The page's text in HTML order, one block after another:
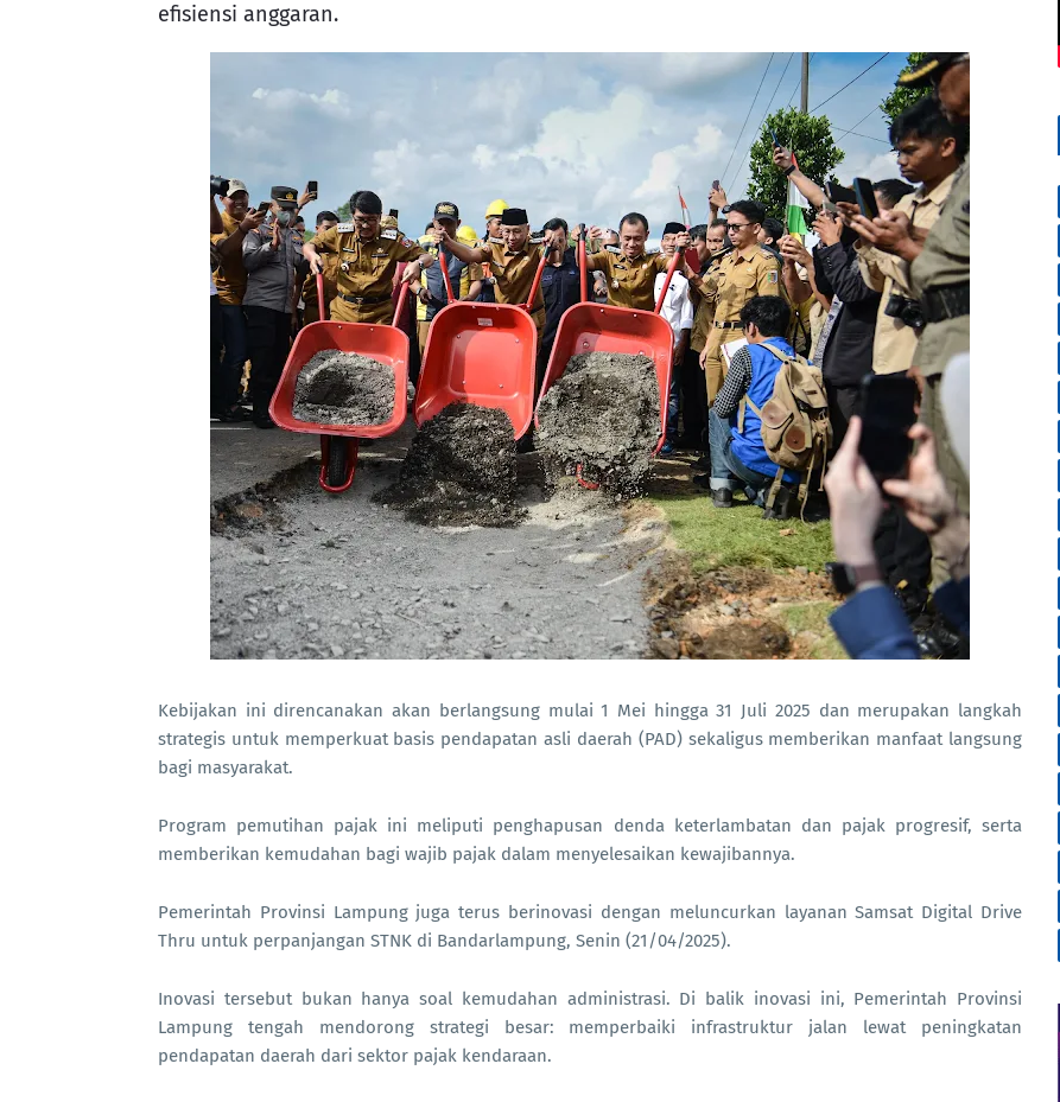
efisiensi anggaran.
Kebijakan ini direncanakan akan berlangsung mulai 1 Mei hingga 31 Juli 2025 dan merupakan langkah
strategis untuk memperkuat basis pendapatan asli daerah (PAD) sekaligus memberikan manfaat langsung
bagi masyarakat.
Program pemutihan pajak ini meliputi penghapusan denda keterlambatan dan pajak progresif, serta
memberikan kemudahan bagi wajib pajak dalam menyelesaikan kewajibannya.
Pemerintah Provinsi Lampung juga terus berinovasi dengan meluncurkan layanan Samsat Digital Drive
Thru untuk perpanjangan STNK di Bandarlampung, Senin (21/04/2025).
Inovasi tersebut bukan hanya soal kemudahan administrasi. Di balik inovasi ini, Pemerintah Provinsi
Lampung tengah mendorong strategi besar: memperbaiki infrastruktur jalan lewat peningkatan
pendapatan daerah dari sektor pajak kendaraan.